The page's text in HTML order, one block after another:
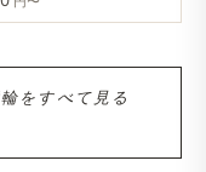
を​すべて​見る​